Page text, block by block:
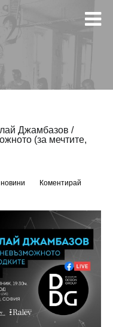
Джамбазов /
(за мечтите,
Коментирай